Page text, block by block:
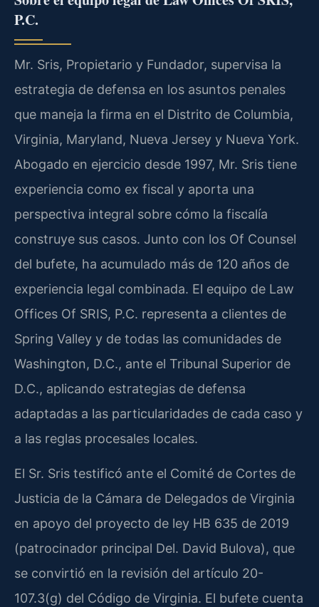
P.C.
Mr. Sris, Propietario y Fundador, supervisa la
estrategia de defensa en los asuntos penales
que maneja la firma en el Distrito de Columbia,
Virginia, Maryland, Nueva Jersey y Nueva York.
Abogado en ejercicio desde 1997, Mr. Sris tiene
experiencia como ex fiscal y aporta una
perspectiva integral sobre cómo la fiscalía
construye sus casos. Junto con los Of Counsel
del bufete, ha acumulado más de 120 años de
experiencia legal combinada. El equipo de Law
Offices Of SRIS, P.C. representa a clientes de
Spring Valley y de todas las comunidades de
Washington, D.C., ante el Tribunal Superior de
D.C., aplicando estrategias de defensa
adaptadas a las particularidades de cada caso y
a las reglas procesales locales.
El Sr. Sris testificó ante el Comité de Cortes de
Justicia de la Cámara de Delegados de Virginia
en apoyo del proyecto de ley HB 635 de 2019
(patrocinador principal Del. David Bulova), que
se convirtió en la revisión del artículo 20-
107.3(g) del Código de Virginia. El bufete cuenta